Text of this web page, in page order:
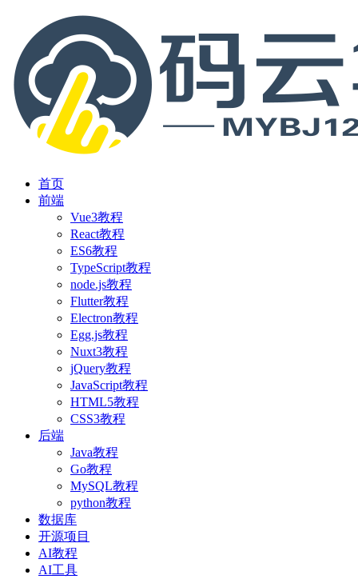
首页
前端
Vue3教程
React教程
ES6教程
TypeScript教程
node.js教程
Flutter教程
Electron教程
Egg.js教程
Nuxt3教程
jQuery教程
JavaScript教程
HTML5教程
CSS3教程
后端
Java教程
Go教程
MySQL教程
python教程
数据库
开源项目
AI教程
AI工具